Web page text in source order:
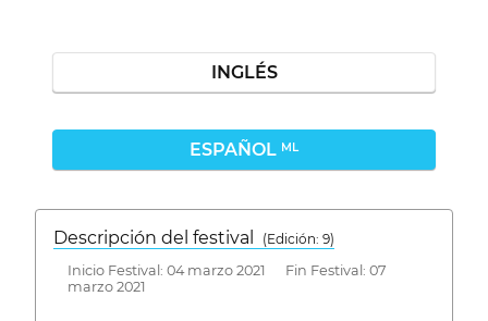
INGLÉS
ESPAÑOL ML
Descripción del festival
( Edición: 9)
Inicio Festival: 04 marzo 2021 Fin Festival: 07
marzo 2021